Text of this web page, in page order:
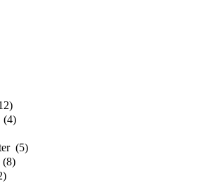
)
(4)
(5)
(8)
)